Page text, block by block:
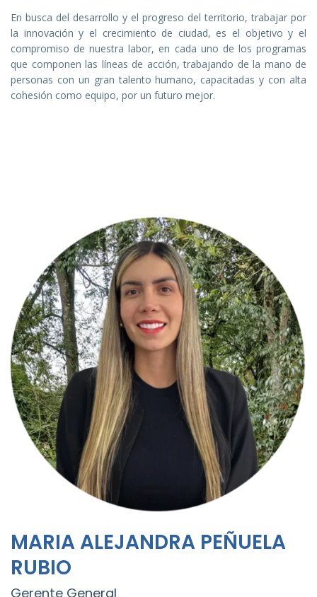
En busca del desarrollo y el progreso del territorio, trabajar por
la innovación y el crecimiento de ciudad, es el objetivo y el
compromiso de nuestra labor, en cada uno de los programas
que componen las líneas de acción, trabajando de la mano de
personas con un gran talento humano, capacitadas y con alta
cohesión como equipo, por un futuro mejor.
MARIA ALEJANDRA PEÑUELA
RUBIO
Gerente General